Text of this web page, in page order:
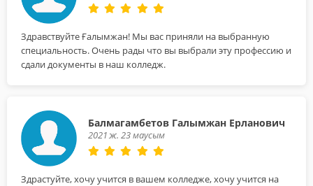
Здравствуйте Ғалымжан! Мы вас приняли на выбранную
специальность. Очень рады что вы выбрали эту профессию и
сдали документы в наш колледж.
Балмагамбетов Галымжан Ерланович
2021 ж. 23 маусым
Здрастуйте, хочу учится в вашем колледже, хочу учится на